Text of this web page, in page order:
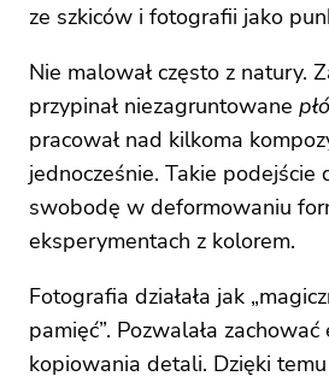
ze szkiców i fotografii jako
Nie malował często z natury.
przypinał niezagruntowane
pracował nad kilkoma
jednocześnie. Takie podejście
swobodę w deformowaniu
eksperymentach z kolorem.
Fotografia działała jak
pamięć”. Pozwalała
kopiowania detali. Dzięki